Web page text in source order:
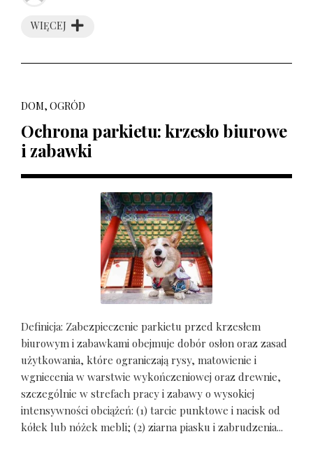
WIĘCEJ
DOM, OGRÓD
Ochrona parkietu: krzesło biurowe
i zabawki
Definicja: Zabezpieczenie parkietu przed krzesłem
biurowym i zabawkami obejmuje dobór osłon oraz zasad
użytkowania, które ograniczają rysy, matowienie i
wgniecenia w warstwie wykończeniowej oraz drewnie,
szczególnie w strefach pracy i zabawy o wysokiej
intensywności obciążeń: (1) tarcie punktowe i nacisk od
kółek lub nóżek mebli; (2) ziarna piasku i zabrudzenia...